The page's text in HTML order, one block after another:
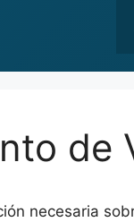
de
necesaria